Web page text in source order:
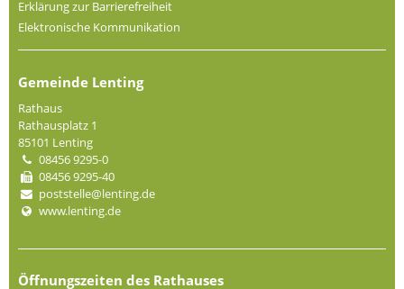
Erklärung zur Barrierefreiheit
Elektronische Kommunikation
Gemeinde Lenting
Rathaus
Rathausplatz 1
85101 Lenting
08456 9295-0
08456 9295-40
poststelle@lenting.de
www.lenting.de
Öffnungszeiten des Rathauses